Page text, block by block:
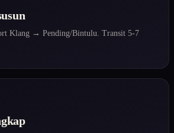
Klang → Pending/Bintulu. Transit 5-7